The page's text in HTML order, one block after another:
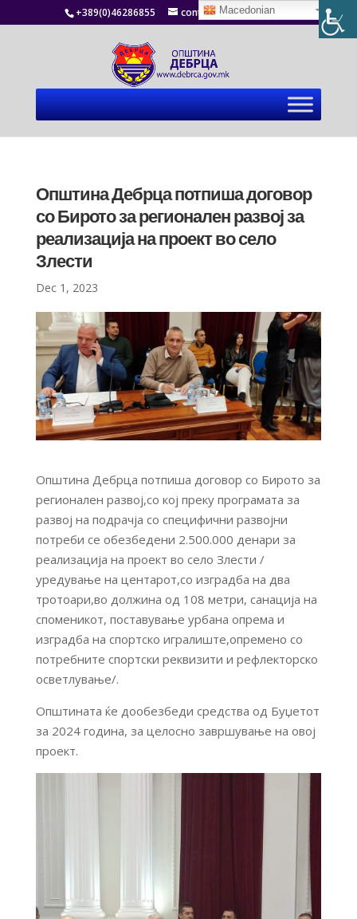
+389(0)46286855 contact@debrca.gov.mk
Општина Дебрца потпиша договор
со Бирото за регионален развој за
реализација на проект во село
Злести
Dec 1, 2023
Општина Дебрца потпиша договор со Бирото за
регионален развој,со кој преку програмата за
развој на подрачја со специфични развојни
потреби се обезбедени 2.500.000 денари за
реализација на проект во село Злести /
уредување на центарот,со изградба на два
тротоари,во должина од 108 метри, санација на
споменикот, поставување урбана опрема и
изградба на спортско игралиште,опремено со
потребните спортски реквизити и рефлекторско
осветлување/.
Општината ќе дообезбеди средства од Буџетот
за 2024 година, за целосно завршување на овој
проект.
Macedonian